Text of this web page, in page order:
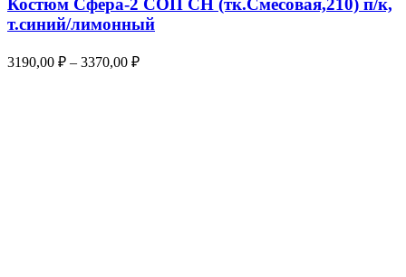
Костюм Сфера-2 СОП CH (тк.Смесовая,210) п/к,
т.синий/лимонный
3190,00 ₽ – 3370,00 ₽